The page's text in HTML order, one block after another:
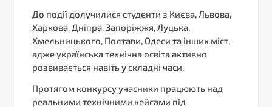
До події долучилися студенти з Києва, Львова,
Харкова, Дніпра, Запоріжжя, Луцька,
Хмельницького, Полтави, Одеси та інших міст,
адже українська технічна освіта активно
розвивається навіть у складні часи.
Протягом конкурсу учасники працюють над
реальними технічними кейсами під